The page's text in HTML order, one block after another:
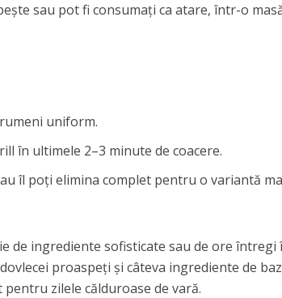
sau pot fi consumați ca atare, într-o
uniform.
în ultimele 2–3 minute de coacere.
îl poți elimina complet pentru o variantă
de ingrediente sofisticate sau de ore întregi
proaspeți și câteva ingrediente de
zilele călduroase de vară.